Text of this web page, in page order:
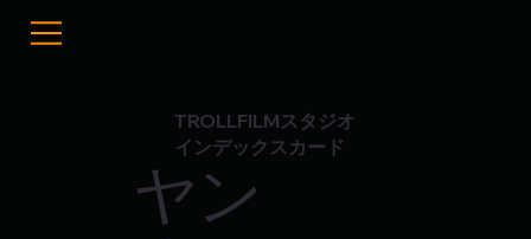
TROLLFILMスタジオ
インデックスカード
ヤン